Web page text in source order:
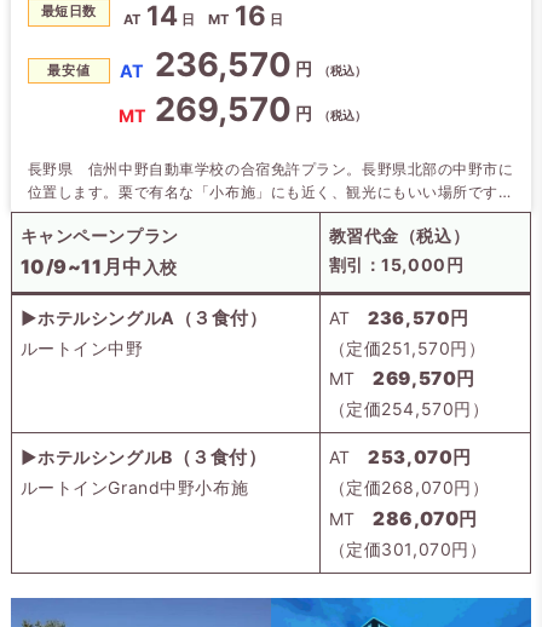
最短日数 AT 14 日 MT 16 日
最安値 AT 236,570 円 （税込）
MT 269,570 円 （税込）
長野県 信州中野自動車学校の合宿免許プラン。長野県北部の中野市に
位置します。栗で有名な「小布施」にも近く、観光にもいい場所です。
交通は北陸新幹線 飯山駅、長野電鉄長野線の信州中野駅が選べて便
利。
※割引条件： 10/9~11月中 入校 ホテル問わず
キャンペーンプラン
10/9~11月中 入校
教習代金（税込）
割引：15,000円
▶ホテルシングルA（ ３食付）
ルートイン中野
AT236,570円
（定価251,570円）
MT269,570円
（定価254,570円）
▶ホテルシングルB （ ３食付）
ルートインGrand中野小布施
AT253,070円
（定価268,070円）
MT286,070円
（定価301,070円）